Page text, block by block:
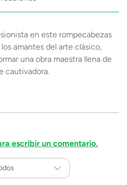
en este rompecabezas
amantes del arte clásico,
una obra maestra llena de
cautivadora.
escribir un comentario.